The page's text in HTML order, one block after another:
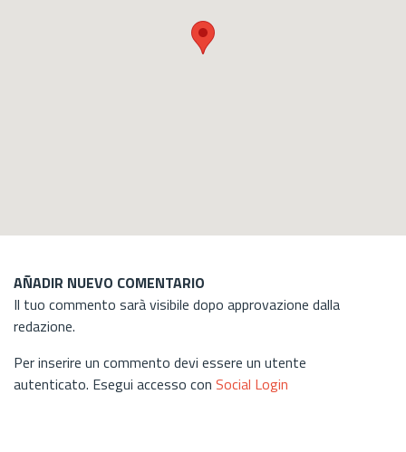
AÑADIR NUEVO COMENTARIO
Il tuo commento sarà visibile dopo approvazione dalla
redazione.
Per inserire un commento devi essere un utente
autenticato. Esegui accesso con Social Login